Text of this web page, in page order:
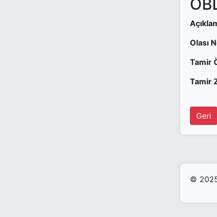
Olası
Tamir
Tamir
Geri
© 2025